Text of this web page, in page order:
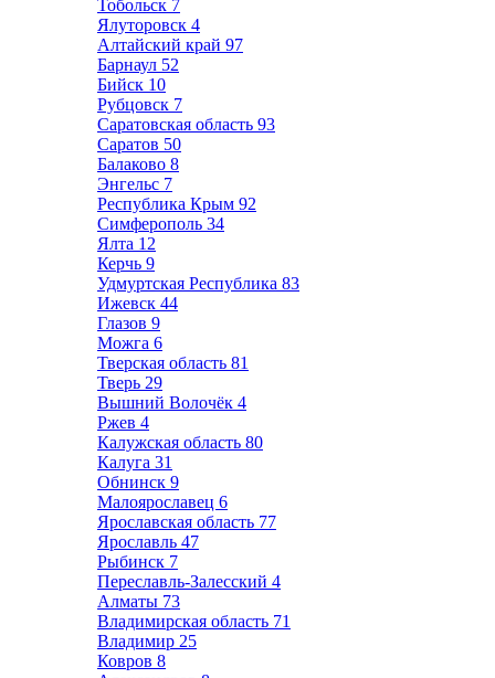
Тобольск 7
Ялуторовск 4
Алтайский край 97
Барнаул 52
Бийск 10
Рубцовск 7
Саратовская область 93
Саратов 50
Балаково 8
Энгельс 7
Республика Крым 92
Симферополь 34
Ялта 12
Керчь 9
Удмуртская Республика 83
Ижевск 44
Глазов 9
Можга 6
Тверская область 81
Тверь 29
Вышний Волочёк 4
Ржев 4
Калужская область 80
Калуга 31
Обнинск 9
Малоярославец 6
Ярославская область 77
Ярославль 47
Рыбинск 7
Переславль-Залесский 4
Алматы 73
Владимирская область 71
Владимир 25
Ковров 8